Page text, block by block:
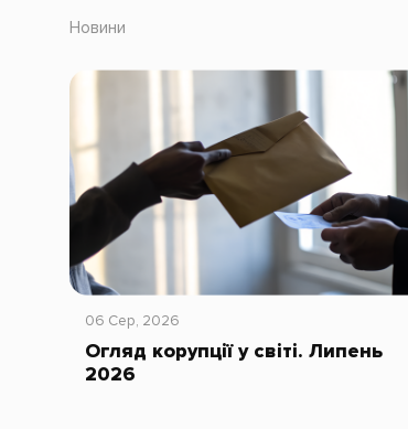
Новини
06 Сер, 2026
Огляд корупції у світі. Липень
2026